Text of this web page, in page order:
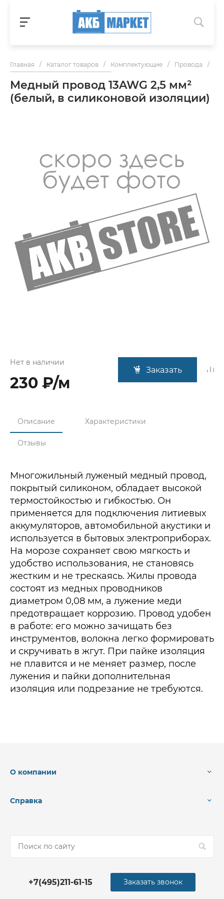
Главная / Каталог товаров / Комплектующие / Провода /
Медный провод 13AWG 2,5 мм²
(белый, в силиконовой изоляции)
Нет в наличии
230 ₽/м
Заказать
Описание Характеристики
Отзывы
Многожильный луженый медный провод,
покрытый силиконом, обладает высокой
термостойкостью и гибкостью. Он
применяется для подключения литиевых
аккумуляторов, автомобильной акустики и
используется в бытовых электроприборах.
На морозе сохраняет свою мягкость и
удобство использования, не становясь
жестким и не трескаясь. Жилы провода
состоят из медных проводников
диаметром 0,08 мм, а лужение меди
предотвращает коррозию. Провод удобен
в работе: его можно зачищать без
инструментов, волокна легко формировать
и скручивать в жгут. При пайке изоляция
не плавится и не меняет размер, после
лужения и пайки дополнительная
изоляция или подрезание не требуются.
О компании
Справка
+7(495)211-61-15 Заказать звонок